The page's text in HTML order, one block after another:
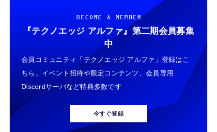
BECOME A MEMBER
『テクノエッジ アルファ』 第二期会員募集
中
会員コミュニティ「テクノエッジ アルファ」登録はこ
ちら。イベント招待や限定コンテンツ、会員専用
Discordサーバなど特典多数です
今すぐ登録